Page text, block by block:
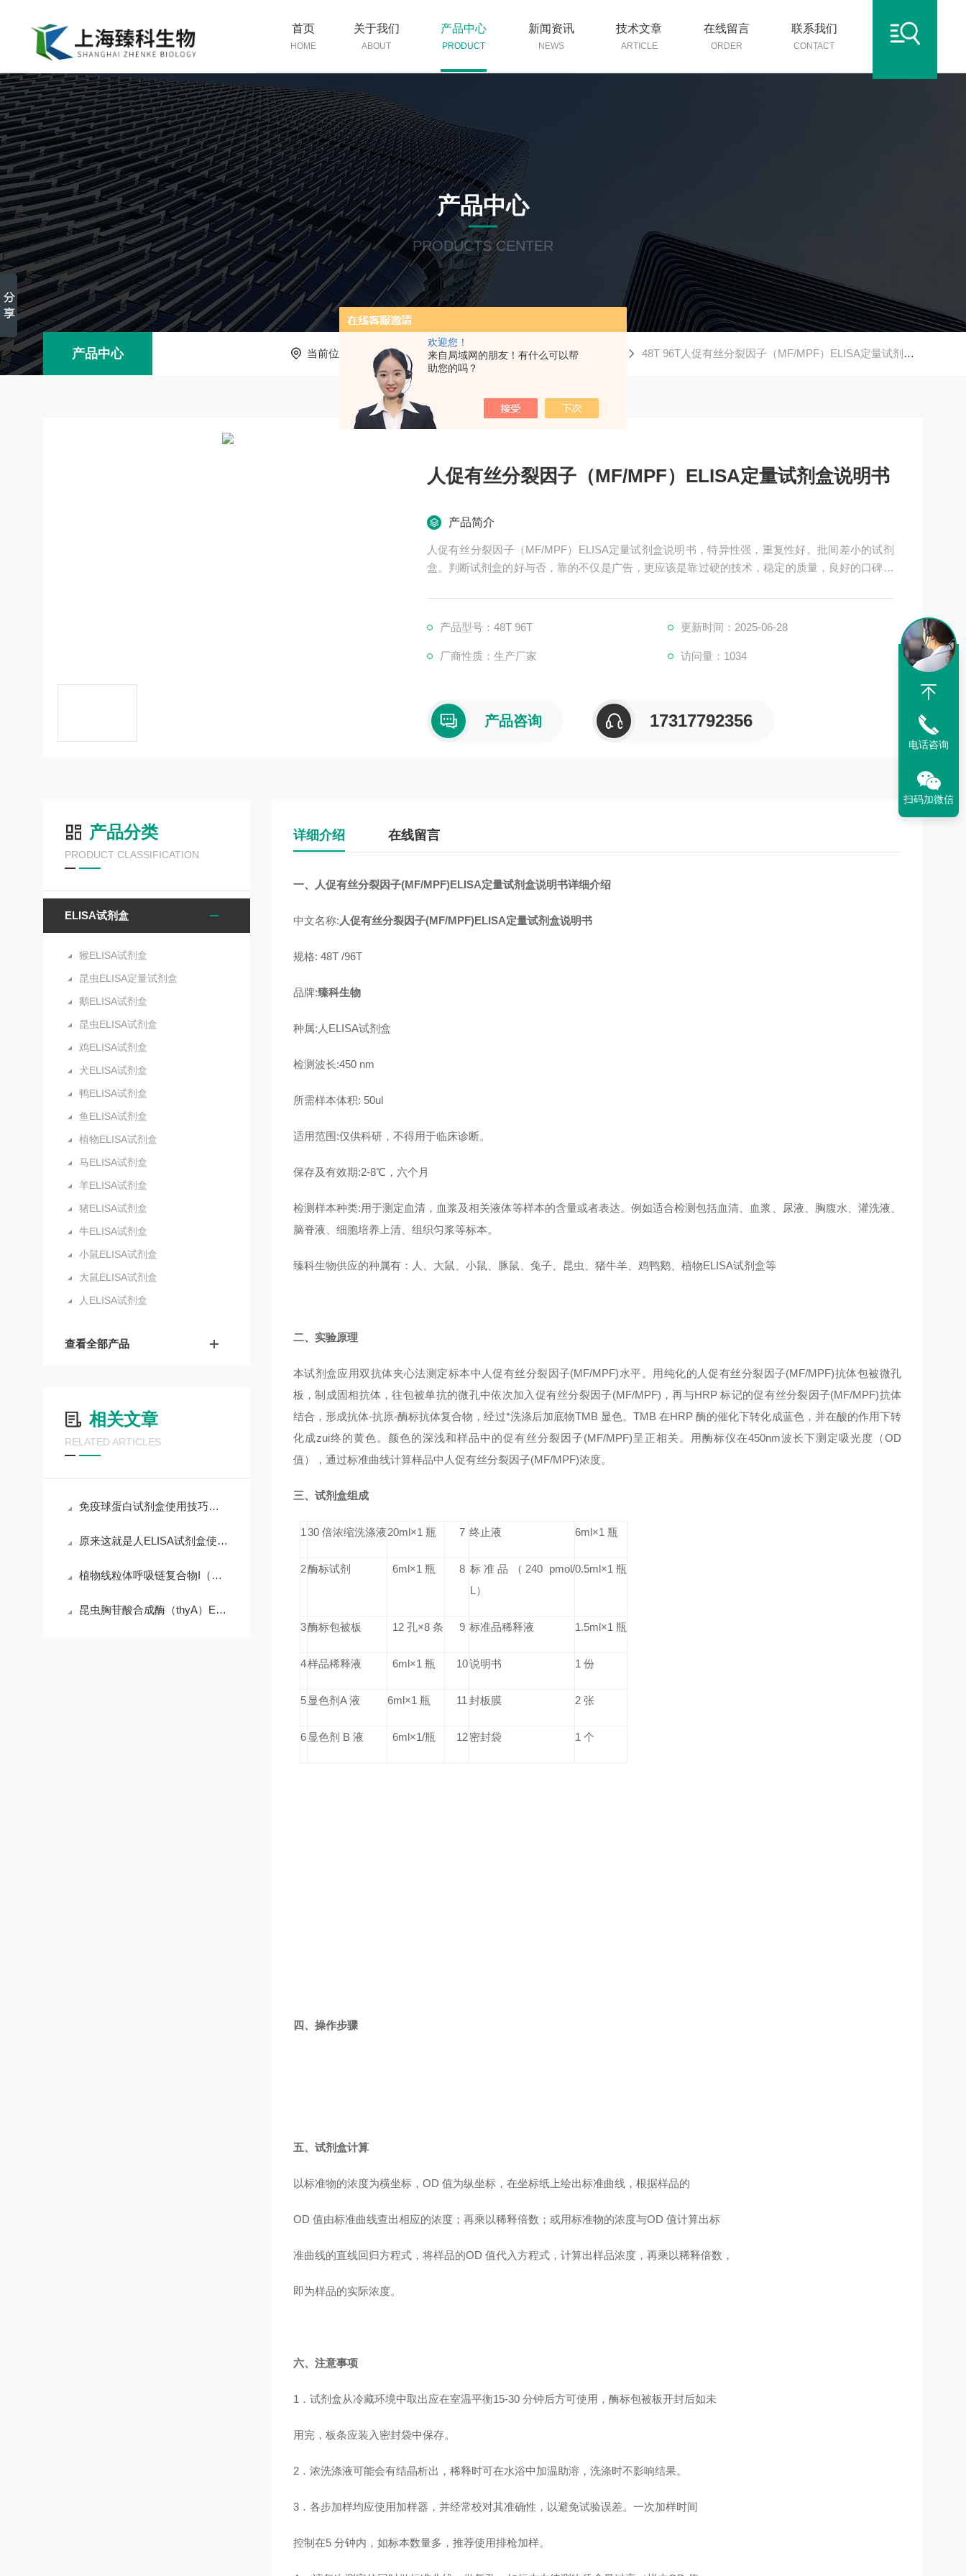
欢迎您！
来自局域网的朋友！有什么可以帮
助您的吗？
首页
HOME
关于我们
ABOUT
产品中心
PRODUCT
新闻资讯
NEWS
技术文章
ARTICLE
在线留言
ORDER
联系我们
CONTACT
产品中心
PRODUCTS CENTER
产品中心 当前位置： 首页 产品中心 ELISA试剂盒 人ELISA试剂盒 48T 96T人促有丝分裂因子（MF/MPF）ELISA定量试剂盒说明书
人促有丝分裂因子（MF/MPF）ELISA定量试剂盒说明书
产品简介
人促有丝分裂因子（MF/MPF）ELISA定量试剂盒说明书，特异性强，重复性好。批间差小的试剂
盒。判断试剂盒的好与否，靠的不仅是广告，更应该是靠过硬的技术，稳定的质量，良好的口碑，
产品型号：48T 96T
更新时间：2025-06-28
厂商性质：生产厂家 访问量：1034
产品咨询 17317792356
产品分类
PRODUCT CLASSIFICATION
ELISA试剂盒
猴ELISA试剂盒
昆虫ELISA定量试剂盒
鹅ELISA试剂盒
昆虫ELISA试剂盒
鸡ELISA试剂盒
犬ELISA试剂盒
鸭ELISA试剂盒
鱼ELISA试剂盒
植物ELISA试剂盒
马ELISA试剂盒
羊ELISA试剂盒
猪ELISA试剂盒
牛ELISA试剂盒
小鼠ELISA试剂盒
大鼠ELISA试剂盒
人ELISA试剂盒
查看全部产品
相关文章
RELATED ARTICLES
免疫球蛋白试剂盒使用技巧和要求
原来这就是人ELISA试剂盒使用时需要遵守的规范
植物线粒体呼吸链复合物I（MRCC I）ELISA试剂盒
昆虫胸苷酸合成酶（thyA）ELISA试剂盒课题研究
详细介绍 在线留言
一、人促有丝分裂因子(MF/MPF)ELISA定量试剂盒说明书详细介绍
中文名称: 人促有丝分裂因子(MF/MPF)ELISA定量试剂盒说明书
规格: 48T /96T
品牌:臻科生物
种属:人ELISA试剂盒
检测波长:450 nm
所需样本体积: 50ul
适用范围:仅供科研，不得用于临床诊断。
保存及有效期:2-8℃，六个月
检测样本种类:用于测定血清，血浆及相关液体等样本的含量或者表达。例如适合检测包括血清、血浆、尿液、胸腹水、灌洗液、
脑脊液、细胞培养上清、组织匀浆等标本。
臻科生物供应的种属有：人、大鼠、小鼠、豚鼠、兔子、昆虫、猪牛羊、鸡鸭鹅、植物ELISA试剂盒等
二、实验原理
本试剂盒应用双抗体夹心法测定标本中人促有丝分裂因子(MF/MPF)水平。用纯化的人促有丝分裂因子(MF/MPF)抗体包被微孔
板，制成固相抗体，往包被单抗的微孔中依次加入促有丝分裂因子(MF/MPF)，再与HRP 标记的促有丝分裂因子(MF/MPF)抗体
结合，形成抗体-抗原-酶标抗体复合物，经过*洗涤后加底物TMB 显色。TMB 在HRP 酶的催化下转化成蓝色，并在酸的作用下转
化成zui终的黄色。颜色的深浅和样品中的促有丝分裂因子(MF/MPF)呈正相关。用酶标仪在450nm波长下测定吸光度（OD
值），通过标准曲线计算样品中人促有丝分裂因子(MF/MPF)浓度。
三、试剂盒组成
1 30 倍浓缩洗涤液20ml×1 瓶 7 终止液 6ml×1 瓶
2酶标试剂 6ml×1 瓶 8 标准品
（240 pmol/
L）
0.5ml×1 瓶
3酶标包被板 12 孔×8 条 9 标准品稀释液 1.5ml×1 瓶
4样品稀释液 6ml×1 瓶 10说明书 1 份
5 显色剂A 液 6ml×1 瓶 11 封板膜 2 张
6 显色剂 B 液 6ml×1/瓶 12密封袋 1 个
四、操作步骤
五、试剂盒计算
以标准物的浓度为横坐标，OD 值为纵坐标，在坐标纸上绘出标准曲线，根据样品的
OD 值由标准曲线查出相应的浓度；再乘以稀释倍数；或用标准物的浓度与OD 值计算出标
准曲线的直线回归方程式，将样品的OD 值代入方程式，计算出样品浓度，再乘以稀释倍数，
即为样品的实际浓度。
六、注意事项
1 ．试剂盒从冷藏环境中取出应在室温平衡15-30 分钟后方可使用，酶标包被板开封后如未
用完，板条应装入密封袋中保存。
2．浓洗涤液可能会有结晶析出，稀释时可在水浴中加温助溶，洗涤时不影响结果。
3．各步加样均应使用加样器，并经常校对其准确性，以避免试验误差。一次加样时间
控制在5 分钟内，如标本数量多，推荐使用排枪加样。
电话咨询
扫码加微信